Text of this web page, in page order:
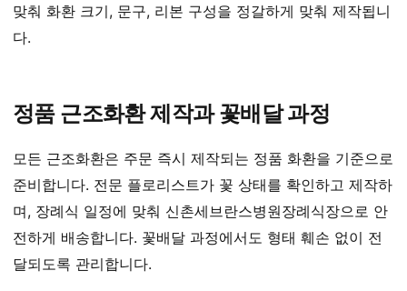
맞춰 화환 크기, 문구, 리본 구성을 정갈하게 맞춰 제작됩니
다.
정품 근조화환 제작과 꽃배달 과정
모든 근조화환은 주문 즉시 제작되는 정품 화환을 기준으로
준비합니다. 전문 플로리스트가 꽃 상태를 확인하고 제작하
며, 장례식 일정에 맞춰 신촌세브란스병원장례식장으로 안
전하게 배송합니다. 꽃배달 과정에서도 형태 훼손 없이 전
달되도록 관리합니다.